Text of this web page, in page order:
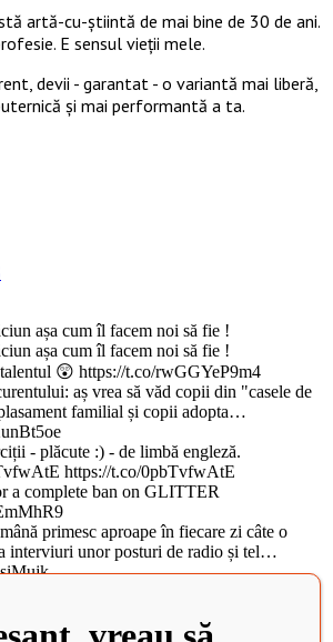
artă-cu-știintă de mai bine de 30 de ani.
E sensul vieții mele.
devii - garantat - o variantă mai liberă,
și mai performantă a ta.
așa cum îl facem noi să fie !
așa cum îl facem noi să fie !
😲 https://t.co/rwGGYeP9m4
aș vrea să văd copii din "casele de
familial și copii adopta…
- plăcute :) - de limbă engleză.
https://t.co/0pbTvfwAtE
a complete ban on GLITTER
primesc aproape în fiecare zi câte o
interviuri unor posturi de radio și tel…